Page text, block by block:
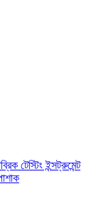
টেস্টিং ইন্সট্রুমেন্ট